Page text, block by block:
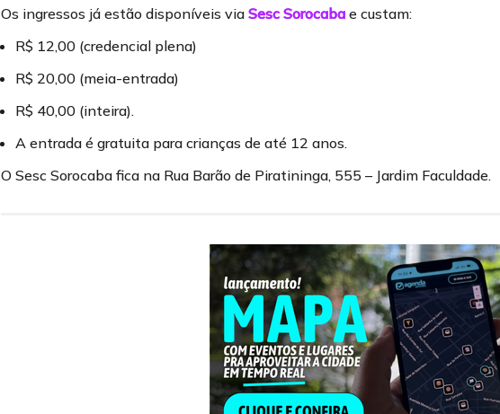
Os ingressos já estão disponíveis via Sesc Sorocaba e custam:
R$ 12,00 (credencial plena)
R$ 20,00 (meia-entrada)
R$ 40,00 (inteira).
A entrada é gratuita para crianças de até 12 anos.
O Sesc Sorocaba fica na Rua Barão de Piratininga, 555 – Jardim Faculdade.